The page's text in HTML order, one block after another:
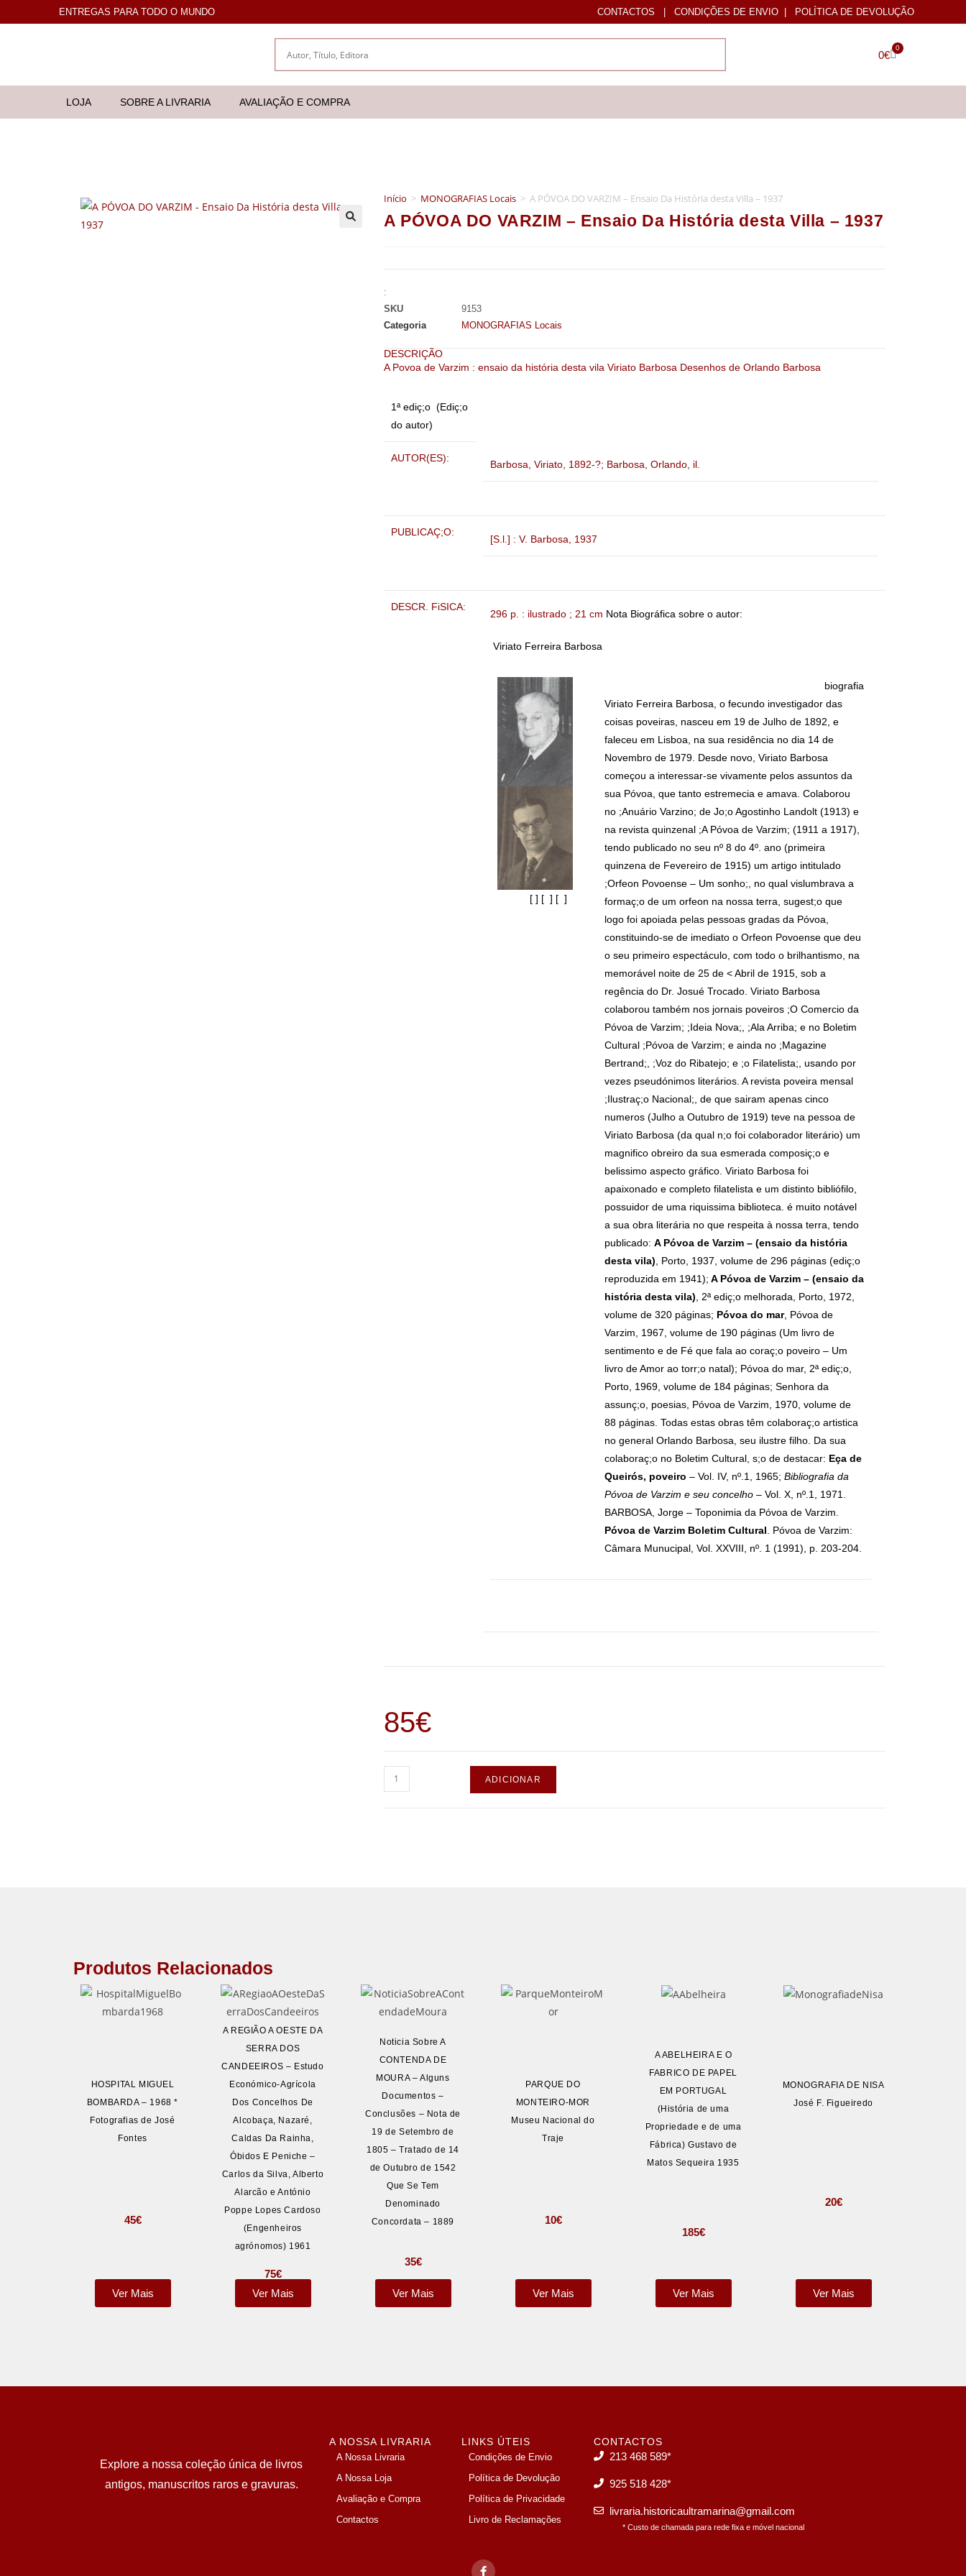
ENTREGAS PARA TODO O MUNDO CONTACTOS | CONDIÇÕES DE ENVIO | POLÍTICA DE DEVOLUÇÃO
0€
0
LOJA SOBRE A LIVRARIA AVALIAÇÃO E COMPRA
Início > MONOGRAFIAS Locais > A PÓVOA DO VARZIM – Ensaio Da História desta Villa – 1937
A PÓVOA DO VARZIM – Ensaio Da História desta Villa – 1937
:
SKU
9153
Categoria
MONOGRAFIAS Locais
DESCRIÇÃO
A Povoa de Varzim : ensaio da história desta vila Viriato Barbosa Desenhos de Orlando Barbosa
1ª ediç;o (Ediç;o
do autor)
AUTOR(ES):
Barbosa, Viriato, 1892-?; Barbosa, Orlando, il.
PUBLICAÇ;O:
[S.l.] : V. Barbosa, 1937
DESCR. FiSICA:
296 p. : ilustrado ; 21 cm Nota Biográfica sobre o autor:
Viriato Ferreira Barbosa
[ ] [ ] [ ]
biografia
Viriato Ferreira Barbosa, o fecundo investigador das
coisas poveiras, nasceu em 19 de Julho de 1892, e
faleceu em Lisboa, na sua residência no dia 14 de
Novembro de 1979. Desde novo, Viriato Barbosa
começou a interessar-se vivamente pelos assuntos da
sua Póvoa, que tanto estremecia e amava. Colaborou
no ;Anuário Varzino; de Jo;o Agostinho Landolt (1913) e
na revista quinzenal ;A Póvoa de Varzim; (1911 a 1917),
tendo publicado no seu nº 8 do 4º. ano (primeira
quinzena de Fevereiro de 1915) um artigo intitulado
;Orfeon Povoense – Um sonho;, no qual vislumbrava a
formaç;o de um orfeon na nossa terra, sugest;o que
logo foi apoiada pelas pessoas gradas da Póvoa,
constituindo-se de imediato o Orfeon Povoense que deu
o seu primeiro espectáculo, com todo o brilhantismo, na
memorável noite de 25 de < Abril de 1915, sob a
regência do Dr. Josué Trocado. Viriato Barbosa
colaborou também nos jornais poveiros ;O Comercio da
Póvoa de Varzim; ;Ideia Nova;, ;Ala Arriba; e no Boletim
Cultural ;Póvoa de Varzim; e ainda no ;Magazine
Bertrand;, ;Voz do Ribatejo; e ;o Filatelista;, usando por
vezes pseudónimos literários. A revista poveira mensal
;Ilustraç;o Nacional;, de que sairam apenas cinco
numeros (Julho a Outubro de 1919) teve na pessoa de
Viriato Barbosa (da qual n;o foi colaborador literário) um
magnifico obreiro da sua esmerada composiç;o e
belissimo aspecto gráfico. Viriato Barbosa foi
apaixonado e completo filatelista e um distinto bibliófilo,
possuidor de uma riquissima biblioteca. é muito notável
a sua obra literária no que respeita à nossa terra, tendo
publicado: A Póvoa de Varzim – (ensaio da história
desta vila) , Porto, 1937, volume de 296 páginas (ediç;o
reproduzida em 1941); A Póvoa de Varzim – (ensaio da
história desta vila) , 2ª ediç;o melhorada, Porto, 1972,
volume de 320 páginas; Póvoa do mar, Póvoa de
Varzim, 1967, volume de 190 páginas (Um livro de
sentimento e de Fé que fala ao coraç;o poveiro – Um
livro de Amor ao torr;o natal); Póvoa do mar, 2ª ediç;o,
Porto, 1969, volume de 184 páginas; Senhora da
assunç;o, poesias, Póvoa de Varzim, 1970, volume de
88 páginas. Todas estas obras têm colaboraç;o artistica
no general Orlando Barbosa, seu ilustre filho. Da sua
colaboraç;o no Boletim Cultural, s;o de destacar: Eça de
Queirós, poveiro – Vol. IV, nº.1, 1965; Bibliografia da
Póvoa de Varzim e seu concelho – Vol. X, nº.1, 1971.
BARBOSA, Jorge – Toponimia da Póvoa de Varzim.
Póvoa de Varzim Boletim Cultural . Póvoa de Varzim:
Câmara Munucipal, Vol. XXVIII, nº. 1 (1991), p. 203-204.
85€
ADICIONAR
Produtos Relacionados
HOSPITAL MIGUEL
BOMBARDA – 1968 *
Fotografias de José
Fontes
45€
Ver Mais
A REGIÃO A OESTE DA
SERRA DOS
CANDEEIROS – Estudo
Económico-Agrícola
Dos Concelhos De
Alcobaça, Nazaré,
Caldas Da Rainha,
Óbidos E Peniche –
Carlos da Silva, Alberto
Alarcão e António
Poppe Lopes Cardoso
(Engenheiros
agrónomos) 1961
75€
Ver Mais
Noticia Sobre A
CONTENDA DE
MOURA – Alguns
Documentos –
Conclusões – Nota de
19 de Setembro de
1805 – Tratado de 14
de Outubro de 1542
Que Se Tem
Denominado
Concordata – 1889
35€
Ver Mais
PARQUE DO
MONTEIRO-MOR
Museu Nacional do
Traje
10€
Ver Mais
A ABELHEIRA E O
FABRICO DE PAPEL
EM PORTUGAL
(História de uma
Propriedade e de uma
Fábrica) Gustavo de
Matos Sequeira 1935
185€
Ver Mais
MONOGRAFIA DE NISA
José F. Figueiredo
20€
Ver Mais
Explore a nossa coleção única de livros
antigos, manuscritos raros e gravuras.
A NOSSA LIVRARIA
A Nossa Livraria
A Nossa Loja
Avaliação e Compra
Contactos
LINKS ÚTEIS
Condições de Envio
Política de Devolução
Política de Privacidade
Livro de Reclamações
CONTACTOS
213 468 589*
925 518 428*
livraria.historicaultramarina@gmail.com
* Custo de chamada para rede fixa e móvel nacional